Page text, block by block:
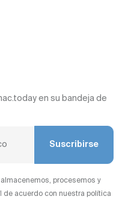
en su bandeja de
Suscribirse
procesemos y
de acuerdo con nuestra política